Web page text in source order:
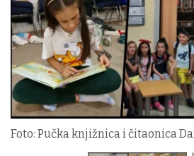
Foto: Pučka knjižnica i čitaonica